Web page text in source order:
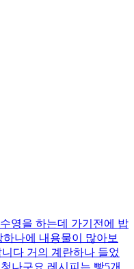
영을 하는데 가기전에 밥
나에 내용물이 많아보
다 거의 계란하나 들었
나구요 레시피는 빵5개